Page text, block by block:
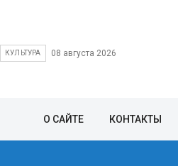
КУЛЬТУРА 08 августа 2026
О САЙТЕ КОНТАКТЫ